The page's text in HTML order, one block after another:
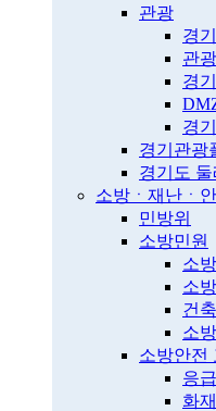
관광
경
관
경
경
경기관광
경기도 둘
소방ㆍ재난ㆍ
민방위
소방민원
소
소
건
소
소방안전
응
화